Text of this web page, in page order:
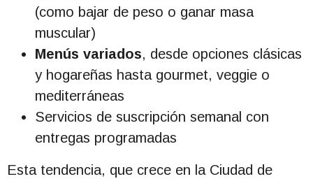
(como bajar de peso o ganar masa
muscular)
Menús variados, desde opciones clásicas
y hogareñas hasta gourmet, veggie o
mediterráneas
Servicios de suscripción semanal con
entregas programadas
Esta tendencia, que crece en la Ciudad de